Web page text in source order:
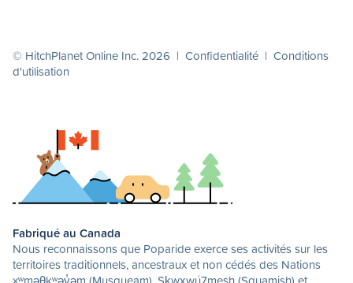
© HitchPlanet Online Inc. 2026 | Confidentialité | Conditions
d'utilisation
Fabriqué au Canada
Nous reconnaissons que Poparide exerce ses activités sur les
territoires traditionnels, ancestraux et non cédés des Nations